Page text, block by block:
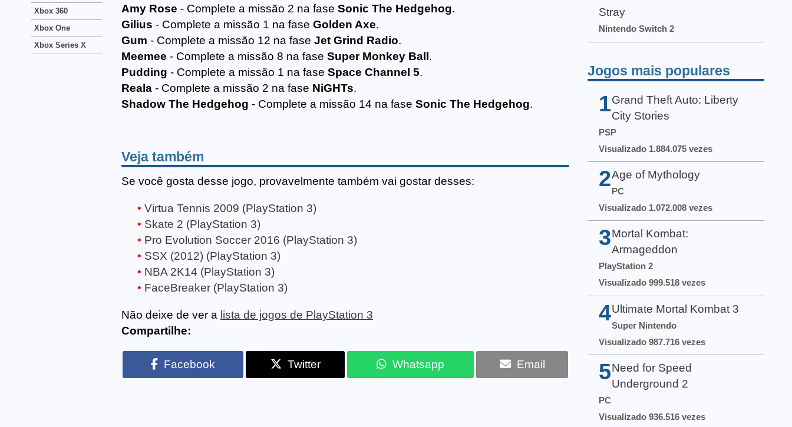
Amy Rose - Complete a missão 2 na fase Sonic The Hedgehog.
Gilius - Complete a missão 1 na fase Golden Axe.
Gum - Complete a missão 12 na fase Jet Grind Radio.
Meemee - Complete a missão 8 na fase Super Monkey Ball .
Pudding - Complete a missão 1 na fase Space Channel 5.
Reala - Complete a missão 2 na fase NiGHTs.
Shadow The Hedgehog - Complete a missão 14 na fase Sonic The Hedgehog.
Veja também
Se você gosta desse jogo, provavelmente também vai gostar desses:
Virtua Tennis 2009 (PlayStation 3)
Skate 2 (PlayStation 3)
Pro Evolution Soccer 2016 (PlayStation 3)
SSX (2012) (PlayStation 3)
NBA 2K14 (PlayStation 3)
FaceBreaker (PlayStation 3)
Não deixe de ver a lista de jogos de PlayStation 3
Compartilhe:
Facebook Twitter Whatsapp Email
Xbox 360
Xbox One
Xbox Series X
Stray
Nintendo Switch 2
Jogos mais populares
1 Grand Theft Auto: Liberty
City Stories
PSP
Visualizado 1.884.075 vezes
2Age of Mythology
PC
Visualizado 1.072.008 vezes
3 Mortal Kombat:
Armageddon
PlayStation 2
Visualizado 999.518 vezes
4 Ultimate Mortal Kombat 3
Super Nintendo
Visualizado 987.716 vezes
5 Need for Speed
Underground 2
PC
Visualizado 936.516 vezes